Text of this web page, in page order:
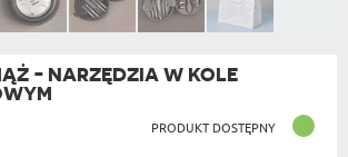
- NARZĘDZIA W KOLE
PRODUKT DOSTĘPNY